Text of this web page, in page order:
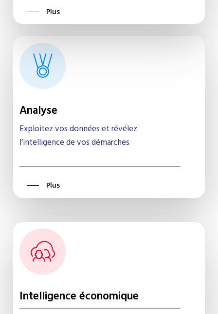
Plus
Analyse
Exploitez vos données et révélez
l’intelligence de vos démarches
Plus
Intelligence économique